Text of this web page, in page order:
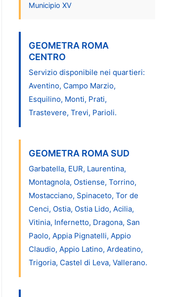
Municipio XV
GEOMETRA ROMA
CENTRO
Servizio disponibile nei quartieri:
Aventino, Campo Marzio,
Esquilino, Monti, Prati,
Trastevere, Trevi, Parioli.
GEOMETRA ROMA SUD
Garbatella, EUR, Laurentina,
Montagnola, Ostiense, Torrino,
Mostacciano, Spinaceto, Tor de
Cenci, Ostia, Ostia Lido, Acilia,
Vitinia, Infernetto, Dragona, San
Paolo, Appia Pignatelli, Appio
Claudio, Appio Latino, Ardeatino,
Trigoria, Castel di Leva, Vallerano.